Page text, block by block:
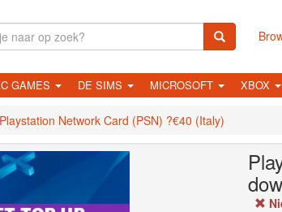
GAMES DE SIMS MICROSOFT XBOX
Playstation Network Card (PSN) ?€40 (Italy)